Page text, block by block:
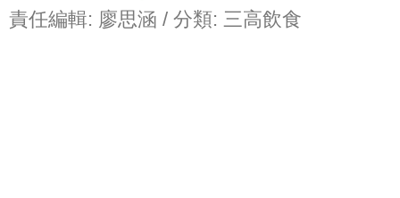
責任編輯: 廖思涵 / 分類: 三高飲食